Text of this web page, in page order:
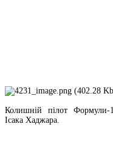
Колишній пілот Формули-
Ісака Хаджара.